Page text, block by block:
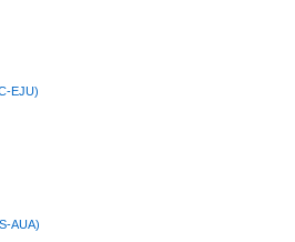
EJU)
AUA)